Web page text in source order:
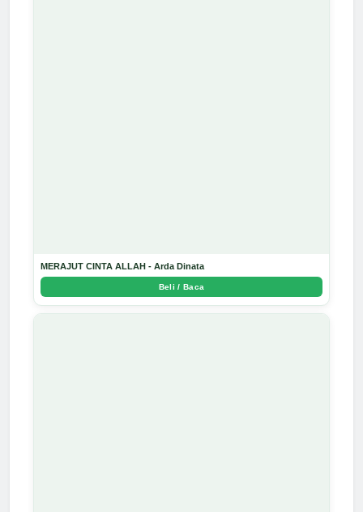
MERAJUT CINTA ALLAH - Arda Dinata
Beli / Baca